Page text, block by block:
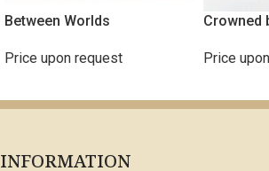
Between Worlds
Price upon request
Crowned
Price
INFORMATION